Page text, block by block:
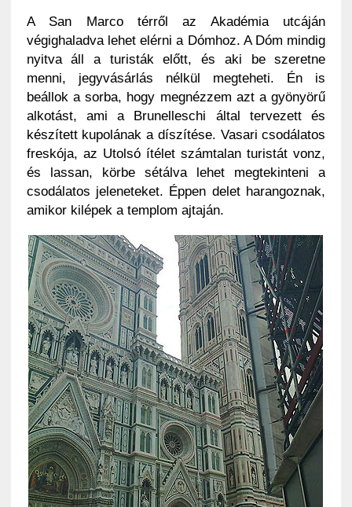
A San Marco térről az Akadémia utcáján
végighaladva lehet elérni a Dómhoz. A Dóm mindig
nyitva áll a turisták előtt, és aki be szeretne
menni, jegyvásárlás nélkül megteheti. Én is
beállok a sorba, hogy megnézzem azt a gyönyörű
alkotást, ami a Brunelleschi által tervezett és
készített kupolának a díszítése. Vasari csodálatos
freskója, az Utolsó ítélet számtalan turistát vonz,
és lassan, körbe sétálva lehet megtekinteni a
csodálatos jeleneteket. Éppen delet harangoznak,
amikor kilépek a templom ajtaján.